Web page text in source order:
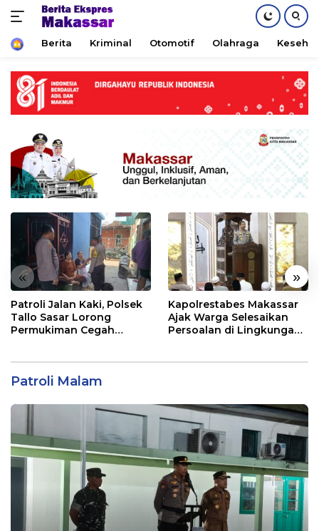
content
HomeBerita Kriminal Otomotif Olahraga
« »
Patroli Jalan Kaki, Polsek
Tallo Sasar Lorong
Permukiman Cegah
Kapolrestabes Makassar
Ajak Warga Selesaikan
Persoalan di Lingkungan
Patroli Malam